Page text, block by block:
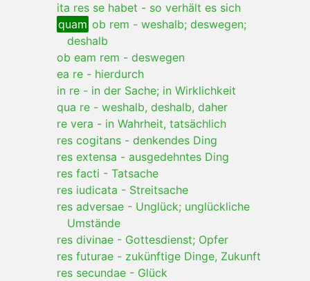
ita res se habet - so verhält es sich
quam ob rem - weshalb; deswegen;
deshalb
ob eam rem - deswegen
ea re - hierdurch
in re - in der Sache; in Wirklichkeit
qua re - weshalb, deshalb, daher
re vera - in Wahrheit, tatsächlich
res cogitans - denkendes Ding
res extensa - ausgedehntes Ding
res facti - Tatsache
res iudicata - Streitsache
res adversae - Unglück; unglückliche
Umstände
res divinae - Gottesdienst; Opfer
res futurae - zukünftige Dinge, Zukunft
res secundae - Glück